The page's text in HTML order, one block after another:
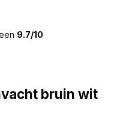
9.7/10
bruin wit